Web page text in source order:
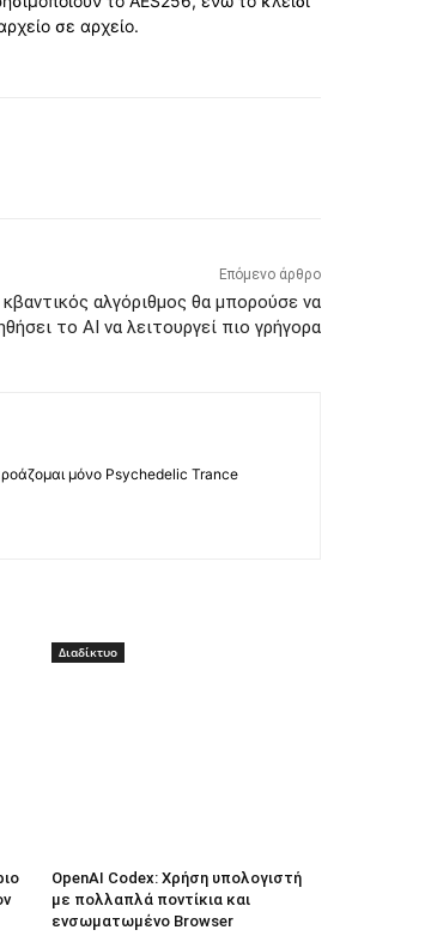
σε αρχείο.
Επόμενο άρθρο
αλγόριθμος θα μπορούσε να
το AI να λειτουργεί πιο γρήγορα
μόνο Psychedelic Trance
Διαδίκτυο
OpenAI Codex: Χρήση υπολογιστή
με πολλαπλά ποντίκια και
ενσωματωμένο Browser